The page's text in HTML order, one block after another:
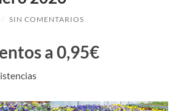
/ SIN COMENTARIOS
a 0,95€